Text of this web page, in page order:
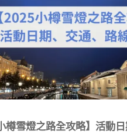
樽雪燈之路全攻略】活動